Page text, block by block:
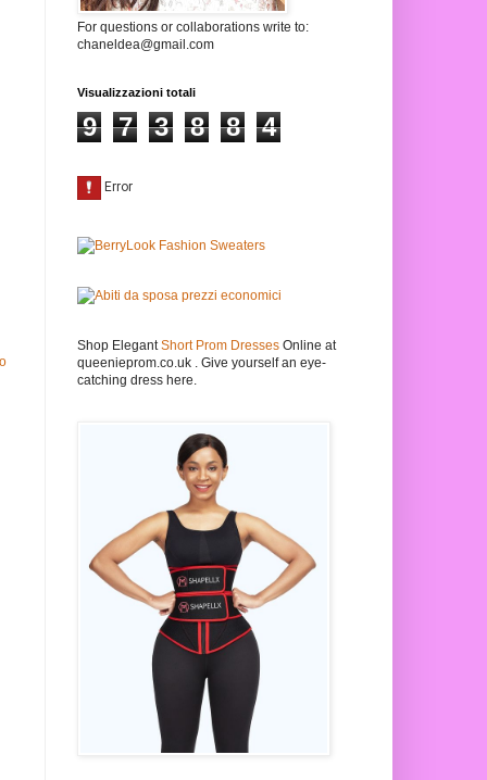
For questions or collaborations write to:
chaneldea@gmail.com
Visualizzazioni totali
9 7 3 8 8 4
Shop ElegantShort Prom Dresses Online at
queenieprom.co.uk . Give yourself an eye-
catching dress here.